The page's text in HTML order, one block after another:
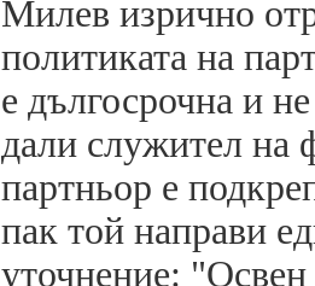
Милев изрично
политиката на
е дългосрочна и
дали служител на
партньор е
пак той направи
уточнение: